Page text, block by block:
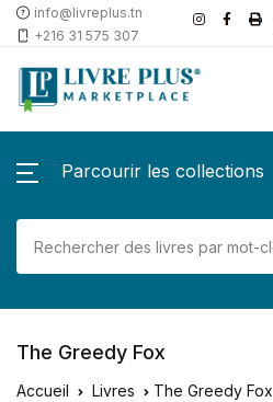
info@livreplus.tn
+216 31 575 307
Parcourir les collections
The Greedy Fox
Accueil Livres The Greedy Fox